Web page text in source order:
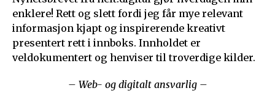
enklere! Rett og slett fordi jeg får mye relevant
informasjon kjapt og inspirerende kreativt
presentert rett i innboks. Innholdet er
veldokumentert og henviser til troverdige kilder.
– Web- og digitalt ansvarlig –